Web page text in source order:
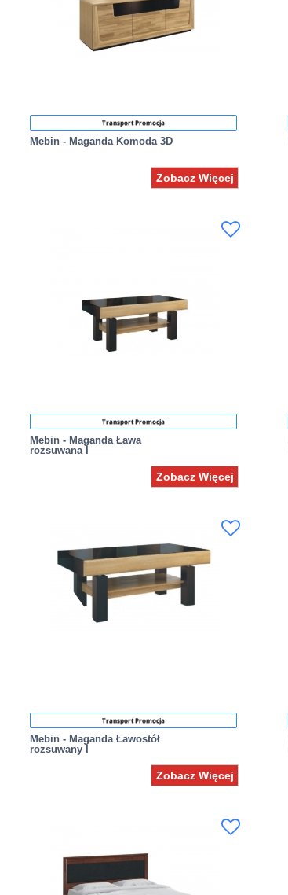
Transport Promocja
Mebin - Maganda Komoda 3D
Zobacz Więcej
Transport Promocja
Mebin - Maganda Ława
rozsuwana I
Zobacz Więcej
Transport Promocja
Mebin - Maganda Ławostół
rozsuwany I
Zobacz Więcej